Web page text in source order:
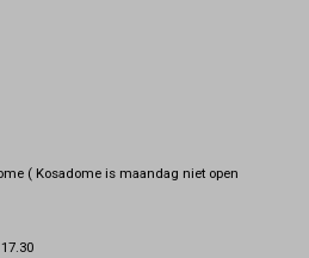
( Kosadome is maandag niet open